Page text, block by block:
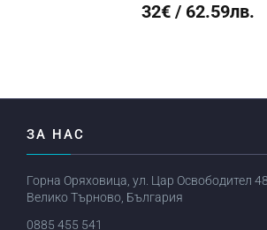
32€ / 62.59лв.
ЗА НАС
Горна Оряховица, ул. Цар Освободител
Велико Търново, България
0885 455 541